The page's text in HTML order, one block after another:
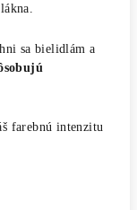
sa bielidlám a
farebnú intenzitu